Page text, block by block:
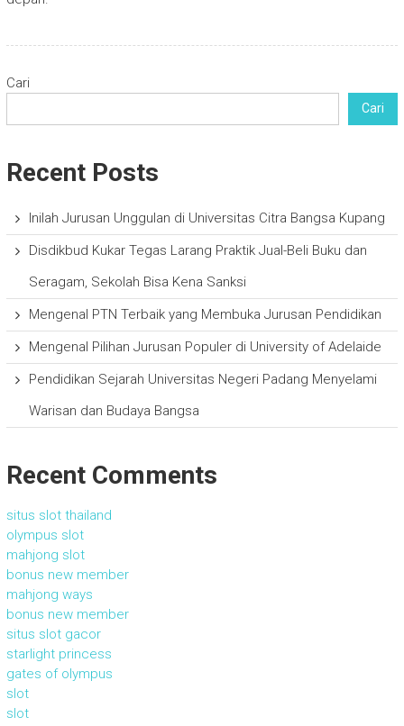
Cari
Cari
Recent Posts
Inilah Jurusan Unggulan di Universitas Citra Bangsa Kupang
Disdikbud Kukar Tegas Larang Praktik Jual-Beli Buku dan
Seragam, Sekolah Bisa Kena Sanksi
Mengenal PTN Terbaik yang Membuka Jurusan Pendidikan
Mengenal Pilihan Jurusan Populer di University of Adelaide
Pendidikan Sejarah Universitas Negeri Padang Menyelami
Warisan dan Budaya Bangsa
Recent Comments
situs slot thailand
olympus slot
mahjong slot
bonus new member
mahjong ways
bonus new member
situs slot gacor
starlight princess
gates of olympus
slot
slot